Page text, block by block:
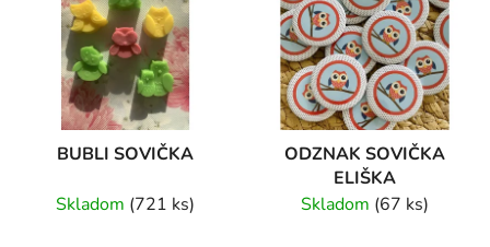
BUBLI SOVIČKA
Skladom (721 ks)
ODZNAK SOVIČKA
ELIŠKA
Skladom (67 ks)